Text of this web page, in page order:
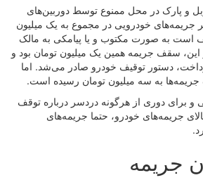
و پارک در محل ممنوع توسط دوربین‌های
خودرویی در مجموع به یک میلیون
به صورت مکتوب و یا پیامکی به مالک
سقف جریمه همین یک میلیون تومان بود و
دستور توقیف خودرو صادر می‌شد. اما
به سه میلیون تومان رسیده است.
برای دوری از هرگونه دردسر درباره توقف
جریمه‌های خودرو، حتما جریمه‌های
جریمه